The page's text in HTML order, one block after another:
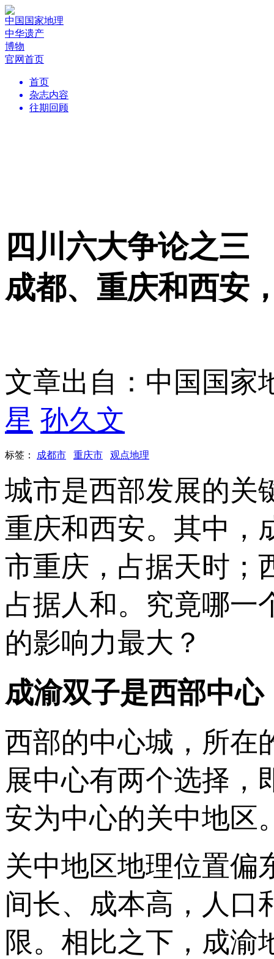
中国国家地理
中华遗产
博物
官网首页
首页
杂志内容
往期回顾
四川六大争论之三
成都、重庆和西安
文章出自：中国国家
星 孙久文
标签： 成都市 重庆市 观点地理
城市是西部发展的关
重庆和西安。其中，
市重庆，占据天时；
占据人和。究竟哪一
的影响力最大？
成渝双子是西部中
西部的中心城，所在
展中心有两个选择，
安为中心的关中地区
关中地区地理位置偏
间长、成本高，人口
限。相比之下，成渝